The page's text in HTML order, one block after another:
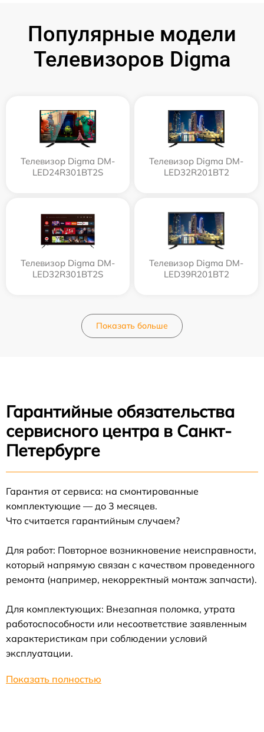
Популярные модели
Телевизоров Digma
Телевизор Digma DM-
LED24R301BT2S
Телевизор Digma DM-
LED32R201BT2
Телевизор Digma DM-
LED32R301BT2S
Телевизор Digma DM-
LED39R201BT2
Показать больше
Гарантийные обязательства
сервисного центра в Санкт-
Петербурге
Гарантия от сервиса: на смонтированные
комплектующие — до 3 месяцев.
Что считается гарантийным случаем?
Для работ: Повторное возникновение неисправности,
который напрямую связан с качеством проведенного
ремонта (например, некорректный монтаж запчасти).
Для комплектующих: Внезапная поломка, утрата
работоспособности или несоответствие заявленным
характеристикам при соблюдении условий
эксплуатации.
Показать полностью